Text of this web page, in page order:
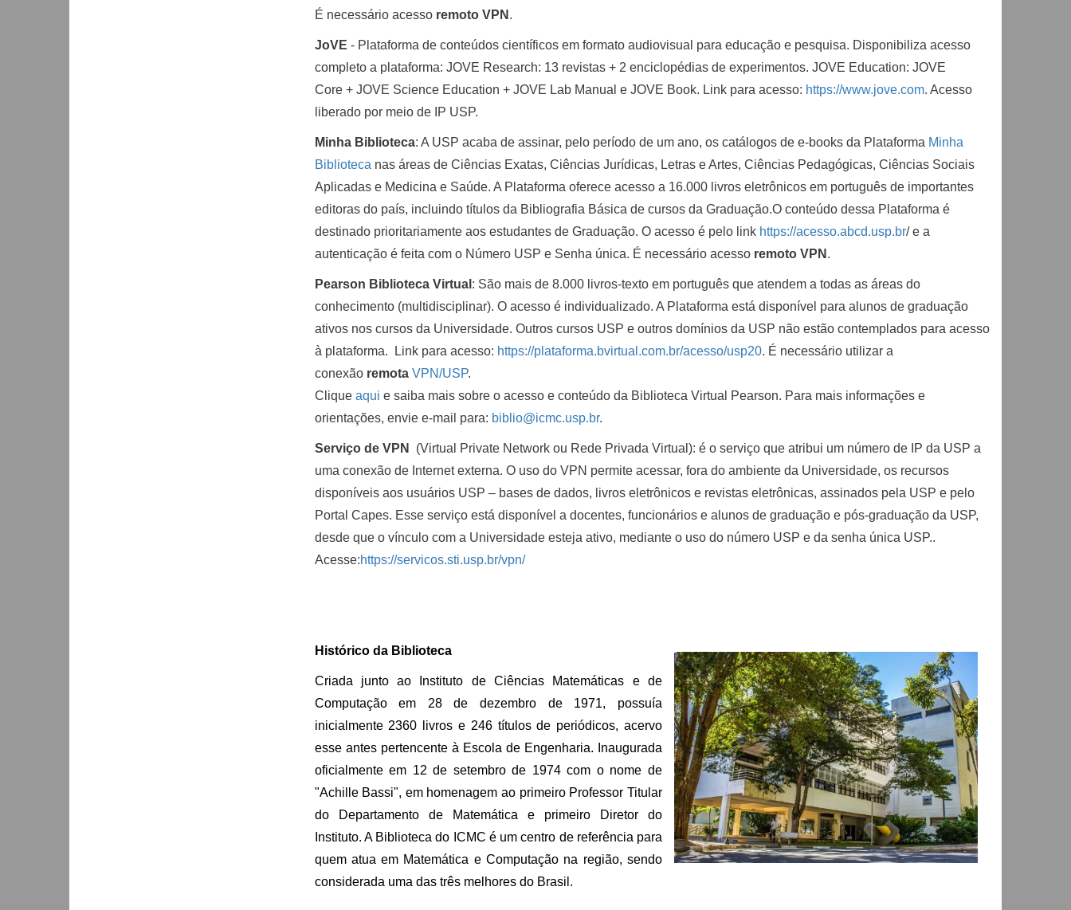
É necessário acesso remoto VPN .
JoVE - Plataforma de conteúdos científicos em formato audiovisual para educação e pesquisa. Disponibiliza acesso
completo a plataforma: JOVE Research: 13 revistas + 2 enciclopédias de experimentos. JOVE Education: JOVE
Core + JOVE Science Education + JOVE Lab Manual e JOVE Book. Link para acesso: https://www.jove.com. Acesso
liberado por meio de IP USP.
Minha Biblioteca: A USP acaba de assinar, pelo período de um ano, os catálogos de e-books da Plataforma Minha
Biblioteca nas áreas de Ciências Exatas, Ciências Jurídicas, Letras e Artes, Ciências Pedagógicas, Ciências Sociais
Aplicadas e Medicina e Saúde. A Plataforma oferece acesso a 16.000 livros eletrônicos em português de importantes
editoras do país, incluindo títulos da Bibliografia Básica de cursos da Graduação.O conteúdo dessa Plataforma é
destinado prioritariamente aos estudantes de Graduação. O acesso é pelo link https://acesso.abcd.usp.br/ e a
autenticação é feita com o Número USP e Senha única. É necessário acesso remoto VPN .
Pearson Biblioteca Virtual : São mais de 8.000 livros-texto em português que atendem a todas as áreas do
conhecimento (multidisciplinar). O acesso é individualizado. A Plataforma está disponível para alunos de graduação
ativos nos cursos da Universidade. Outros cursos USP e outros domínios da USP não estão contemplados para acesso
à plataforma. Link para acesso: https://plataforma.bvirtual.com.br/acesso/usp20. É necessário utilizar a
conexão remota VPN/USP.
Clique aqui e saiba mais sobre o acesso e conteúdo da Biblioteca Virtual Pearson. Para mais informações e
orientações, envie e-mail para: biblio@icmc.usp.br.
Serviço de VPN
(Virtual Private Network ou Rede Privada Virtual): é o serviço que atribui um número de IP da USP a
uma conexão de Internet externa. O uso do VPN permite acessar, fora do ambiente da Universidade, os recursos
disponíveis aos usuários USP – bases de dados, livros eletrônicos e revistas eletrônicas, assinados pela USP e pelo
Portal Capes. Esse serviço está disponível a docentes, funcionários e alunos de graduação e pós-graduação da USP,
desde que o vínculo com a Universidade esteja ativo, mediante o uso do número USP e da senha única USP..
Acesse:https://servicos.sti.usp.br/vpn/
Histórico da Biblioteca
Criada junto ao Instituto de Ciências Matemáticas e de
Computação em 28 de dezembro de 1971, possuía
inicialmente 2360 livros e 246 títulos de periódicos, acervo
esse antes pertencente à Escola de Engenharia. Inaugurada
oficialmente em 12 de setembro de 1974 com o nome de
"Achille Bassi", em homenagem ao primeiro Professor Titular
do Departamento de Matemática e primeiro Diretor do
Instituto. A Biblioteca do ICMC é um centro de referência para
quem atua em Matemática e Computação na região, sendo
considerada uma das três melhores do Brasil.